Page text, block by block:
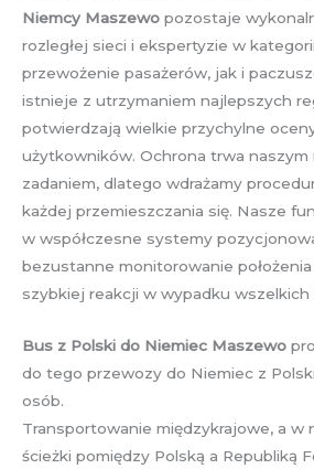
Niemcy Maszewo pozostaje
rozległej sieci i ekspertyzie w
przewożenie pasażerów, jak i
istnieje z utrzymaniem najlepszych
potwierdzają wielkie przychylne
użytkowników. Ochrona trwa naszym
zadaniem, dlatego wdrażamy
każdej przemieszczania się. Nasze
w współczesne systemy
bezustanne monitorowanie
szybkiej reakcji w wypadku wszelkich
Bus z Polski do Niemiec Maszewo
do tego przewozy do Niemiec z
osób.
Transportowanie międzykrajowe, a w
ścieżki pomiędzy Polską a Republiką